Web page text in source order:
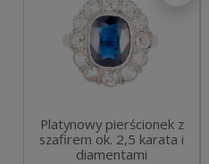
Platynowy pierścionek z
szafirem ok. 2,5 karata i
diamentami